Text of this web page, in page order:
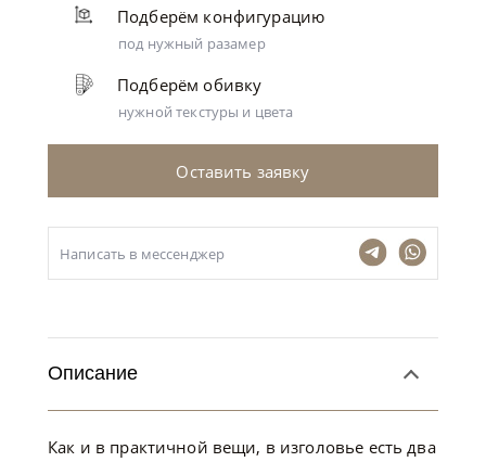
Подберём конфигурацию
под нужный разамер
Подберём обивку
нужной текстуры и цвета
Оставить заявку
Написать в мессенджер
Описание
Как и в практичной вещи, в изголовье есть два